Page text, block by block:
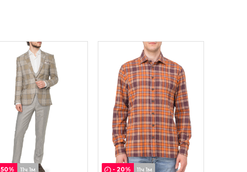
50% 11ч 1м - 20% 11ч 1м